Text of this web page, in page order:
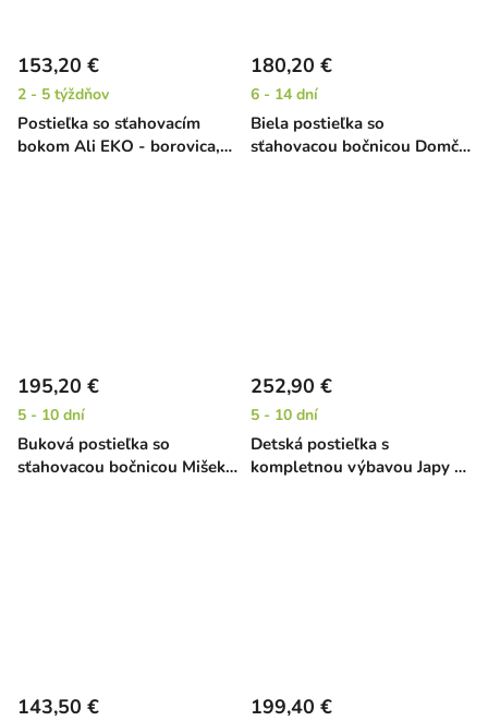
Postieľka so sťahovacím
bokom Ali EKO - borovica,
153,20 €
2 - 5 týždňov
Biela postieľka so
sťahovacou bočnicou Domčo
180,20 €
6 - 14 dní
Buková postieľka so
sťahovacou bočnicou Mišek -
195,20 €
5 - 10 dní
Detská postieľka s
kompletnou výbavou Japy -
252,90 €
5 - 10 dní
143,50 € 199,40 €